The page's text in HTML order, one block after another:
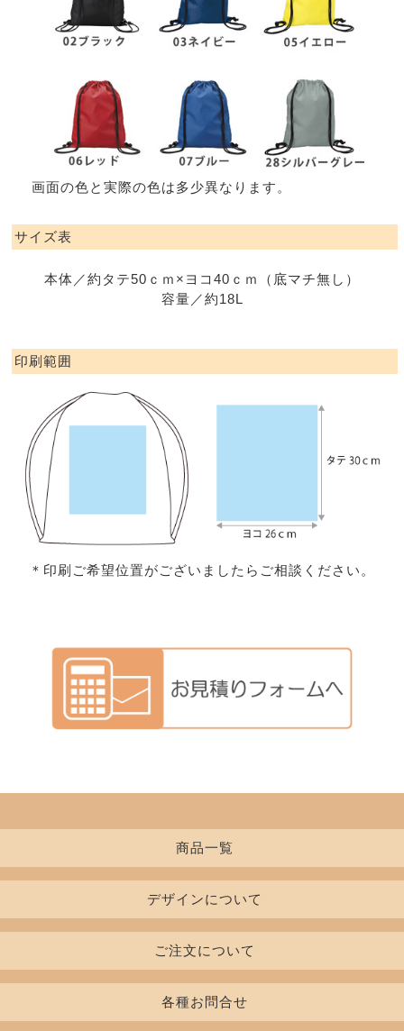
画面の色と実際の色は多少異なります。
サイズ表
本体／約タテ50ｃｍ×ヨコ40ｃｍ（底マチ無し）
容量／約18L
印刷範囲
＊印刷ご希望位置がございましたらご相談ください。
商品一覧
Tシャツ
デザインについて
書体一覧
インクカラー
デザイン入稿について
ご注文について
初めての方
料金表
各種お問合せ